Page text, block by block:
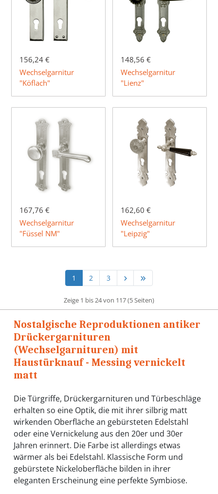
156,24 €
Wechselgarnitur
"Köflach"
148,56 €
Wechselgarnitur
"Lienz"
167,76 €
Wechselgarnitur
"Füssel NM"
162,60 €
Wechselgarnitur
"Leipzig"
1 2 3
Zeige 1 bis 24 von 117 (5 Seiten)
Nostalgische Reproduktionen antiker
Drückergarnituren
(Wechselgarnituren) mit
Haustürknauf - Messing vernickelt
matt
Die Türgriffe, Drückergarnituren und Türbeschläge
erhalten so eine Optik, die mit ihrer silbrig matt
wirkenden Oberfläche an gebürsteten Edelstahl
oder eine Vernickelung aus den 20er und 30er
Jahren erinnert. Die Farbe ist allerdings etwas
wärmer als bei Edelstahl. Klassische Form und
gebürstete Nickeloberfläche bilden in ihrer
eleganten Erscheinung eine perfekte Symbiose.